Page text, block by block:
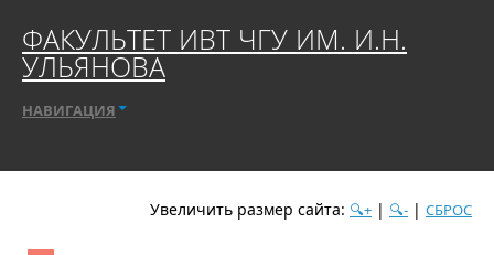
ФАКУЛЬТЕТ ИВТ ЧГУ ИМ. И.Н.
УЛЬЯНОВА
НАВИГАЦИЯ
Увеличить размер сайта: 🔍+ | 🔍- | СБРОС